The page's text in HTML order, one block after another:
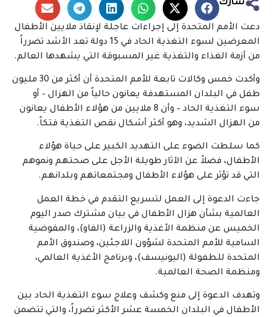
شارك
دعت الأمم المتحدة إلى إجراءات عاجلة لإنقاذ ملايين الأطفال
المعرضين لسوء التغذية الحاد في 15 دولة تعد الأشد تضرراً
من أزمة الغذاء والتغذية غير المسبوقة التي يشهدها العالم.
وأكدت خمس وكالات تابعة للأمم المتحدة أن أكثر من 30 مليون
طفل في البلدان المستهدفة يعانون حالياً من الهزال – أو
سوء التغذية الحاد – وأن 8 ملايين من هؤلاء الأطفال يعانون
من الهزال الشديد، وهو أكثر أشكال نقص التغذية فتكاً.
كما سلطت الضوء على التهديد الكبير على حياة هؤلاء
الأطفال، فضلاً عن الآثار طويلة الأجل على صحتهم ونموهم
التي قد تؤثر على هؤلاء الأطفال ومجتمعاتهم وبلدانهم.
جاءت الدعوة إلى العمل لتسريع التقدم في خطة العمل
العالمية بشأن هزال الأطفال في بيان مشترك صدر اليوم
الخميس عن منظمة الأغذية والزراعة (الفاو)، والمفوضية
السامية للأمم المتحدة لشؤون اللاجئين، وصندوق الأمم
المتحدة للطفولة (اليونيسف)، وبرنامج الأغذية العالمي،
ومنظمة الصحة العالمية.
وتهدف الدعوة إلى منع وكشف وعلاج سوء التغذية الحاد بين
الأطفال في البلدان الخمسة عشر الأكثر تضرراً، والتي تتضمن